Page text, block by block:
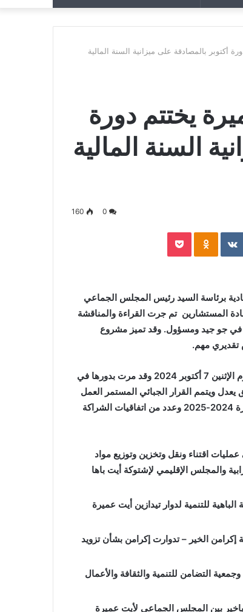
عن عشوائي
أكتوبر بالمصادقة على ميزانية السنة المالية
يختتم دورة
السنة المالية
0
160
‏VKontakte
من دورة أكتوبر العادية برئاسة السيد رئيس المجلس الجماعي
المستشارين تم جرت القراءة والمناقشة
حيث مرت أشغال الجلسة في جو جيد ومسؤول. وقد تميز مشروع
تقديري مهم.
يشار إلى أنه سبق افتتاح الدورة العادية لشهر أكتوبر في جلسة أولى يوم الإثنين 7 أكتوبر 2024 وقد مرت بدورها في
ويتمم القرار الجبائي المستمر العمل
ومشروع برنامج انفتاح جماعة أيت عميرة 2024-2025 وعدد من اتفاقيات الشراكة
اقتناء ونقل وتخزين وتوزيع مواد
والمجلس الإقليمي لإشتوكة أيت باها
للتنمية لدوار تيدازين أيت عميرة
الخير – تدوارت إكرامن بشأن تزويد
التضامن للتنمية والثقافة والأعمال
بين المجلس الجماعي لأيت عميرة